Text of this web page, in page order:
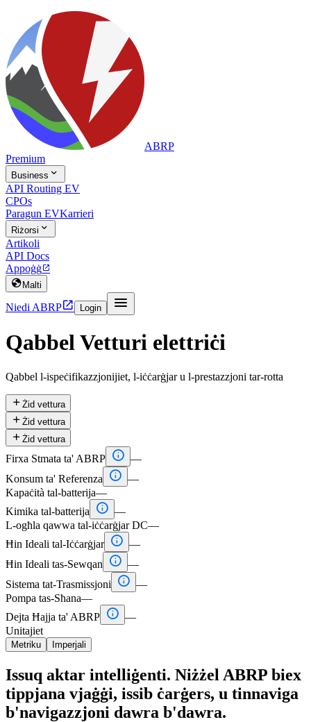
ABRP
Premium
Business 
API Routing EV
CPOs
Paragun EVKarrieri
Riżorsi 
Artikoli
API Docs
Appoġġ
 Malti
Niedi ABRP Login 
Qabbel Vetturi elettriċi
Qabbel l-ispeċifikazzjonijiet, l-iċċarġjar u l-prestazzjoni tar-rotta
 Żid vettura
 Żid vettura
 Żid vettura
Firxa Stmata ta' ABRP  —
Konsum ta' Referenza
 —
Kapaċità tal-batterija—
Kimika tal-batterija
 —
L-ogħla qawwa tal-iċċarġjar DC—
Ħin Ideali tal-Iċċarġjar  —
Ħin Ideali tas-Sewqan
 —
Sistema tat-Trasmissjoni
 —
Pompa tas-Sħana—
Dejta Ħajja ta' ABRP  —
Unitajiet
Metriku Imperjali
Issuq aktar intelliġenti. Niżżel ABRP biex
tippjana vjaġġi, issib ċarġers, u tinnaviga
b'navigazzjoni dawra b'dawra.